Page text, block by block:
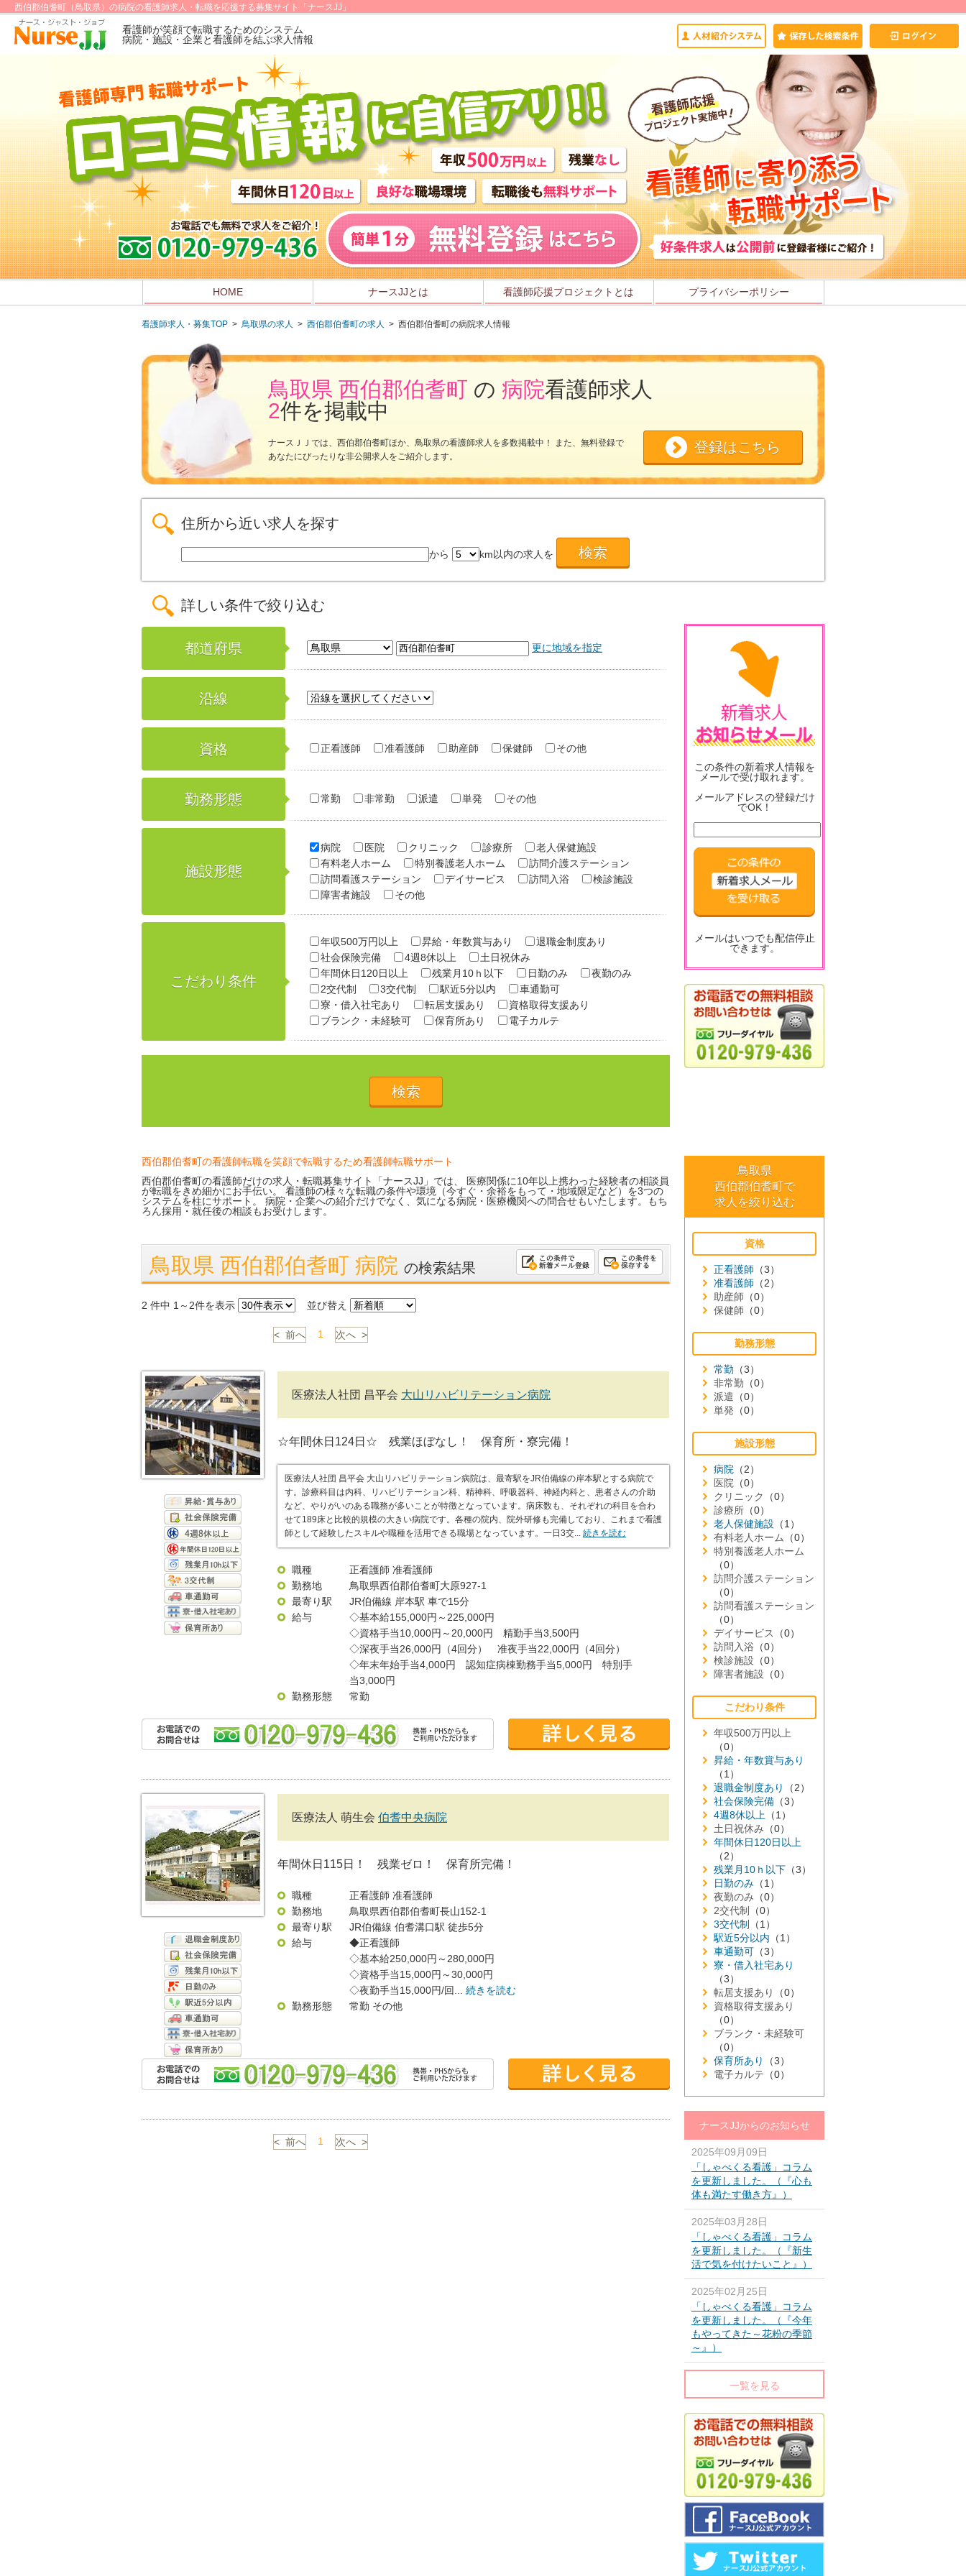
西伯郡伯耆町（鳥取県）の病院の看護師求人・転職を応援する募集サイト「ナースJJ」
看護師が笑顔で転職するためのシステム
病院・施設・企業と看護師を結ぶ求人情報
HOME ナースJJとは 看護師応援プロジェクトとは プライバシーポリシー
看護師求人・募集TOP > 鳥取県の求人 > 西伯郡伯耆町の求人 > 西伯郡伯耆町の病院求人情報
鳥取県 西伯郡伯耆町 の 病院看護師求人
2件を掲載中
ナースＪＪでは、西伯郡伯耆町ほか、鳥取県の看護師求人を多数掲載中！ また、無料登録で
あなたにぴったりな非公開求人をご紹介します。
登録はこちら
住所から近い求人を探す
から km以内の求人を
詳しい条件で絞り込む
都道府県 更に地域を指定
沿線
資格 正看護師 准看護師 助産師 保健師 その他
勤務形態 常勤 非常勤 派遣 単発 その他
施設形態
病院 医院 クリニック 診療所
老人保健施設
有料老人ホーム
特別養護老人ホーム
訪問介護ステーション
訪問看護ステーション
デイサービス 訪問入浴
検診施設
障害者施設
その他
こだわり条件
年収500万円以上 昇給・年数賞与あり
退職金制度あり
社会保険完備
4週8休以上
土日祝休み
年間休日120日以上
残業月10ｈ以下 日勤のみ
夜勤のみ
2交代制
3交代制 駅近5分以内
車通勤可
寮・借入社宅あり
転居支援あり
資格取得支援あり
ブランク・未経験可
保育所あり 電子カルテ
この条件の新着求人情報を
メールで受け取れます。
メールアドレスの登録だけ
でOK！
メールはいつでも配信停止
できます。
西伯郡伯耆町の看護師転職を笑顔で転職するため看護師転職サポート
西伯郡伯耆町の看護師だけの求人・転職募集サイト「ナースJJ」では、 医療関係に10年以上携わった経験者の相談員
が転職をきめ細かにお手伝い。 看護師の様々な転職の条件や環境（今すぐ・余裕をもって・地域限定など）を3つの
システムを柱にサポート。 病院・企業への紹介だけでなく、気になる病院・医療機関への問合せもいたします。もち
ろん採用・就任後の相談もお受けします。
鳥取県 西伯郡伯耆町 病院 の検索結果
2 件中 1～2件を表示 並び替え
< 前へ 1 次へ >
医療法人社団 昌平会 大山リハビリテーション病院
☆年間休日124日☆ 残業ほぼなし！ 保育所・寮完備！
医療法人社団 昌平会 大山リハビリテーション病院は、最寄駅をJR伯備線の岸本駅とする病院で
す。診療科目は内科、リハビリテーション科、精神科、呼吸器科、神経内科と、患者さんの介助
など、やりがいのある職務が多いことが特徴となっています。病床数も、それぞれの科目を合わ
せて189床と比較的規模の大きい病院です。各種の院内、院外研修も完備しており、これまで看護
師として経験したスキルや職種を活用できる職場となっています。一日3交... 続きを読む
職種 正看護師 准看護師
勤務地
鳥取県西伯郡伯耆町大原927-1
最寄り駅
JR伯備線 岸本駅 車で15分
給与
◇基本給155,000円～225,000円
◇資格手当10,000円～20,000円 精勤手当3,500円
◇深夜手当26,000円（4回分） 准夜手当22,000円（4回分）
◇年末年始手当4,000円 認知症病棟勤務手当5,000円 特別手
当3,000円
勤務形態
常勤
医療法人 萌生会 伯耆中央病院
年間休日115日！ 残業ゼロ！ 保育所完備！
職種 正看護師 准看護師
勤務地
鳥取県西伯郡伯耆町長山152-1
最寄り駅
JR伯備線 伯耆溝口駅 徒歩5分
給与
◆正看護師
◇基本給250,000円～280,000円
◇資格手当15,000円～30,000円
◇夜勤手当15,000円/回... 続きを読む
勤務形態
常勤 その他
< 前へ 1 次へ >
鳥取県
西伯郡伯耆町で
求人を絞り込む
資格
正看護師 （3）
准看護師 （2）
助産師 （0）
保健師 （0）
勤務形態
常勤 （3）
非常勤 （0）
派遣 （0）
単発 （0）
施設形態
病院 （2）
医院 （0）
クリニック
（0）
診療所 （0）
老人保健施設 （1）
有料老人ホーム
（0）
特別養護老人ホーム
（0）
訪問介護ステーション
（0）
訪問看護ステーション
（0）
デイサービス
（0）
訪問入浴 （0）
検診施設 （0）
障害者施設 （0）
こだわり条件
年収500万円以上
（0）
昇給・年数賞与あり
（1）
退職金制度あり
（2）
社会保険完備 （3）
4週8休以上 （1）
土日祝休み （0）
年間休日120日以上
（2）
残業月10ｈ以下 （3）
日勤のみ （1）
夜勤のみ （0）
2交代制
（0）
3交代制
（1）
駅近5分以内 （1）
車通勤可 （3）
寮・借入社宅あり
（3）
転居支援あり
（0）
資格取得支援あり
（0）
ブランク・未経験可
（0）
保育所あり
（3）
電子カルテ （0）
ナースJJからのお知らせ
2025年09月09日
「しゃべくる看護」コラム
を更新しました。（『心も
体も満たす働き方』）
2025年03月28日
「しゃべくる看護」コラム
を更新しました。（『新生
活で気を付けたいこと』）
2025年02月25日
「しゃべくる看護」コラム
を更新しました。（『今年
もやってきた～花粉の季節
～』）
一覧を見る